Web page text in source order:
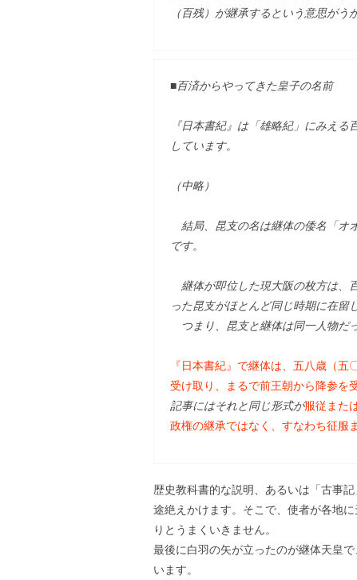
（百残）が継承するという意思がう
■百済からやってきた皇子の名前
『日本書紀』は「雄略紀」にみえ
しています。
（中略）
結局、昆支の名は継体の倭名「オ
です。
継体が即位した現大阪の枚方は、
った昆支がほとんど同じ時期に在留
つまり、昆支と継体は同一人物だ
『日本書紀』で継体は、五八歳（
受け取り、まるで前王朝から降参を
記事にはそれと同じ形式が服従また
政権の継承ではなく、すなわち征服
歴史教科書的な説明、あるいは「古事
途絶えかけます。そこで、使者が各地
りとうまくいきません。
最後に白羽の矢が立ったのが継体天皇
います。